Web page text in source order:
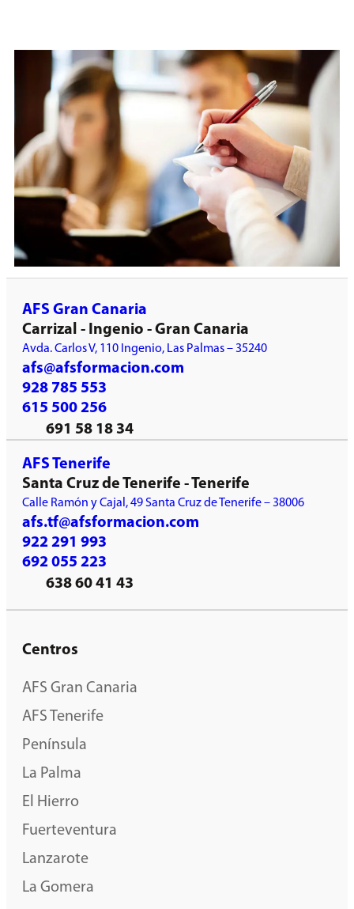
AFS Gran Canaria
Carrizal - Ingenio - Gran Canaria
Avda. Carlos V, 110 Ingenio, Las Palmas – 35240
afs@afsformacion.com
928 785 553
615 500 256
691 58 18 34
AFS Tenerife
Santa Cruz de Tenerife - Tenerife
Calle Ramón y Cajal, 49 Santa Cruz de Tenerife – 38006
afs.tf@afsformacion.com
922 291 993
692 055 223
638 60 41 43
Centros
AFS Gran Canaria
AFS Tenerife
Península
La Palma
El Hierro
Fuerteventura
Lanzarote
La Gomera